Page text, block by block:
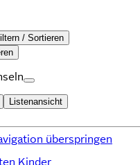
/ Sortieren
Listenansicht
überspringen
Kinder